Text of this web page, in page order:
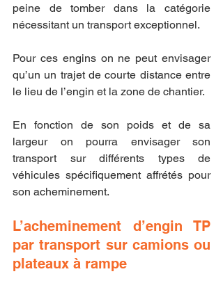
peine de tomber dans la catégorie
nécessitant un transport exceptionnel.
Pour ces engins on ne peut envisager
qu’un un trajet de courte distance entre
le lieu de l’engin et la zone de chantier.
En fonction de son poids et de sa
largeur on pourra envisager son
transport sur différents types de
véhicules spécifiquement affrétés pour
son acheminement.
L’acheminement d’engin TP
par transport sur camions ou
plateaux à rampe